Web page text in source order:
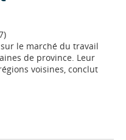
le marché du travail
de province. Leur
voisines, conclut